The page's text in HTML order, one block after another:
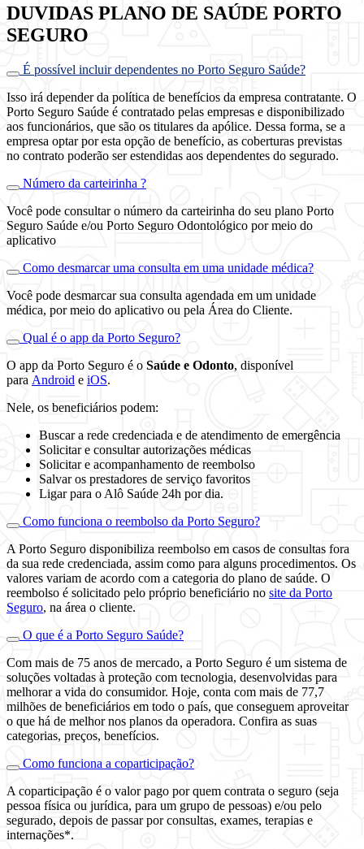
DUVIDAS PLANO DE SAÚDE PORTO
SEGURO
É possível incluir dependentes no Porto Seguro Saúde?
Isso irá depender da política de benefícios da empresa contratante. O
Porto Seguro Saúde é contratado pelas empresas e disponibilizado
aos funcionários, que são os titulares da apólice. Dessa forma, se a
empresa optar por esta opção de benefício, as coberturas previstas
no contrato poderão ser estendidas aos dependentes do segurado.
Número da carteirinha ?
Você pode consultar o número da carteirinha do seu plano Porto
Seguro Saúde e/ou Porto Seguro Odontológico por meio do
aplicativo
Como desmarcar uma consulta em uma unidade médica?
Você pode desmarcar sua consulta agendada em um unidade
médica, por meio do aplicativo ou pela Área do Cliente.
Qual é o app da Porto Seguro?
O app da Porto Seguro é o Saúde e Odonto, disponível
para Android e iOS.
Nele, os beneficiários podem:
Buscar a rede credenciada e de atendimento de emergência
Solicitar e consultar autorizações médicas
Solicitar e acompanhamento de reembolso
Salvar os prestadores de serviço favoritos
Ligar para o Alô Saúde 24h por dia.
Como funciona o reembolso da Porto Seguro?
A Porto Seguro disponibiliza reembolso em casos de consultas fora
da sua rede credenciada, assim como para alguns procedimentos. Os
valores variam de acordo com a categoria do plano de saúde. O
reembolso é solicitado pelo próprio beneficiário no site da Porto
Seguro, na área o cliente.
O que é a Porto Seguro Saúde?
Com mais de 75 anos de mercado, a Porto Seguro é um sistema de
soluções voltadas à proteção com tecnologia, desenvolvidas para
melhorar a vida do consumidor. Hoje, conta com mais de 77,7
milhões de beneficiários em todo o país, que conseguem aproveitar
o que há de melhor nos planos da operadora. Confira as suas
categorias, preços, benefícios.
Como funciona a coparticipação?
A coparticipação é o valor pago por quem contrata o seguro (seja
pessoa física ou jurídica, para um grupo de pessoas) e/ou pelo
segurado, depois de passar por consultas, exames, terapias e
internações*.